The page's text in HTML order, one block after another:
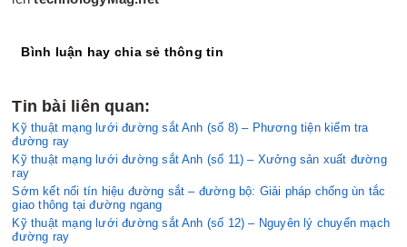
Bình luận hay chia sẻ thông tin
Tin bài liên quan:
Kỹ thuật mạng lưới đường sắt Anh (số 8) – Phương tiện kiểm tra
đường ray
Kỹ thuật mạng lưới đường sắt Anh (số 11) – Xưởng sản xuất đường
ray
Sớm kết nối tín hiệu đường sắt – đường bộ: Giải pháp chống ùn tắc
giao thông tại đường ngang
Kỹ thuật mạng lưới đường sắt Anh (số 12) – Nguyên lý‎‎ chuyển mạch
đường ray